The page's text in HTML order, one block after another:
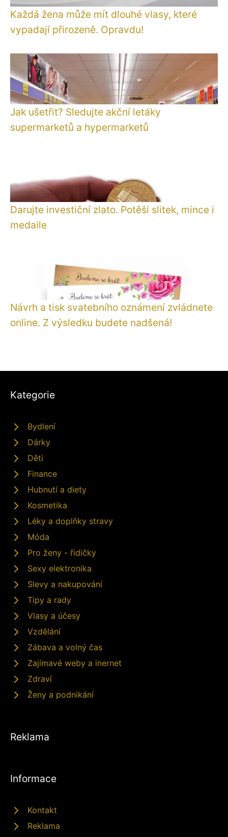
Každá žena může mít dlouhé vlasy, které
vypadají přirozeně. Opravdu!
Jak ušetřit? Sledujte akční letáky
supermarketů a hypermarketů
Darujte investiční zlato. Potěší slitek, mince i
medaile
Návrh a tisk svatebního oznámení zvládnete
online. Z výsledku budete nadšená!
Kategorie
Bydlení
Dárky
Děti
Finance
Hubnutí a diety
Kosmetika
Léky a doplňky stravy
Móda
Pro ženy - řidičky
Sexy elektronika
Slevy a nakupování
Tipy a rady
Vlasy a účesy
Vzdělání
Zábava a volný čas
Zajímavé weby a inernet
Zdraví
Ženy a podnikání
Reklama
Informace
Kontakt
Reklama